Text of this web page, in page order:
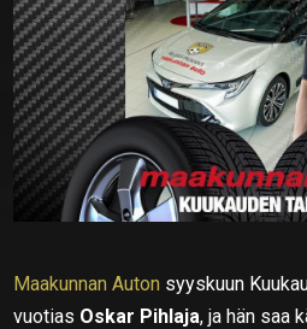
Maakunnan Auton syyskuun
vuotias Oskar Pihlaja, ja hän saa